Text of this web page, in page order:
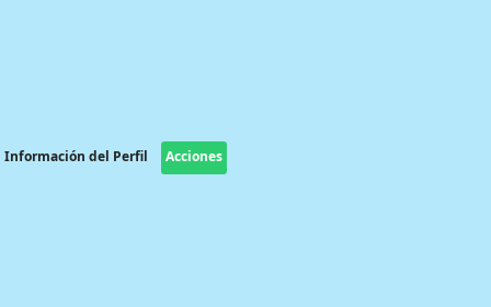
Información del Perfil Acciones